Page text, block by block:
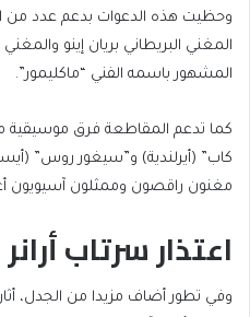
وحظيت هذه الدعوات بدعم عدد من
المغني البريطاني بريان إينو
المشهور باسمه الفني “ماكليمور”.
كما تدعم المقاطعة فرق موسيقية
كاب” (أيرلندية) و”سيغور روس”
مغنون راقصون وممثلون آسيويون
اعتذار سرتاب
وفي تطور أضاف مزيدا من الجدل،